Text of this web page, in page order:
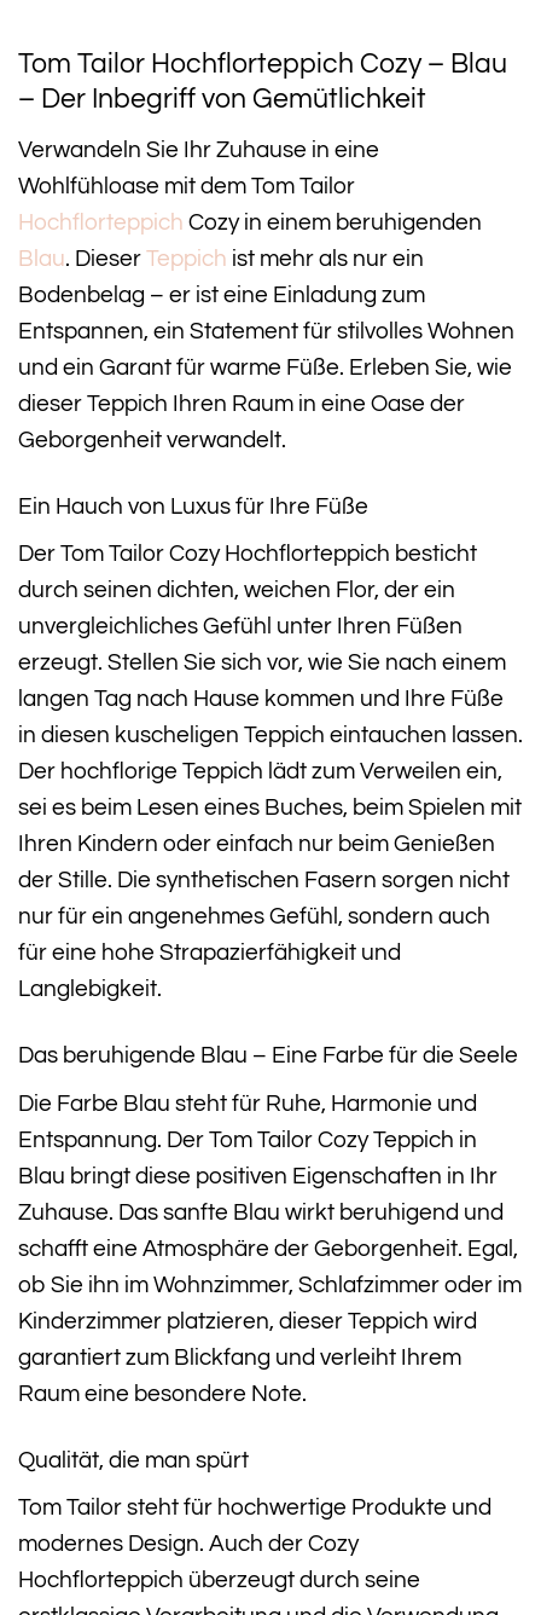
Tom Tailor Hochflorteppich Cozy – Blau
– Der Inbegriff von Gemütlichkeit
Verwandeln Sie Ihr Zuhause in eine
Wohlfühloase mit dem Tom Tailor
Hochflorteppich Cozy in einem beruhigenden
Blau. Dieser Teppich ist mehr als nur ein
Bodenbelag – er ist eine Einladung zum
Entspannen, ein Statement für stilvolles Wohnen
und ein Garant für warme Füße. Erleben Sie, wie
dieser Teppich Ihren Raum in eine Oase der
Geborgenheit verwandelt.
Ein Hauch von Luxus für Ihre Füße
Der Tom Tailor Cozy Hochflorteppich besticht
durch seinen dichten, weichen Flor, der ein
unvergleichliches Gefühl unter Ihren Füßen
erzeugt. Stellen Sie sich vor, wie Sie nach einem
langen Tag nach Hause kommen und Ihre Füße
in diesen kuscheligen Teppich eintauchen lassen.
Der hochflorige Teppich lädt zum Verweilen ein,
sei es beim Lesen eines Buches, beim Spielen mit
Ihren Kindern oder einfach nur beim Genießen
der Stille. Die synthetischen Fasern sorgen nicht
nur für ein angenehmes Gefühl, sondern auch
für eine hohe Strapazierfähigkeit und
Langlebigkeit.
Das beruhigende Blau – Eine Farbe für die Seele
Die Farbe Blau steht für Ruhe, Harmonie und
Entspannung. Der Tom Tailor Cozy Teppich in
Blau bringt diese positiven Eigenschaften in Ihr
Zuhause. Das sanfte Blau wirkt beruhigend und
schafft eine Atmosphäre der Geborgenheit. Egal,
ob Sie ihn im Wohnzimmer, Schlafzimmer oder im
Kinderzimmer platzieren, dieser Teppich wird
garantiert zum Blickfang und verleiht Ihrem
Raum eine besondere Note.
Qualität, die man spürt
Tom Tailor steht für hochwertige Produkte und
modernes Design. Auch der Cozy
Hochflorteppich überzeugt durch seine